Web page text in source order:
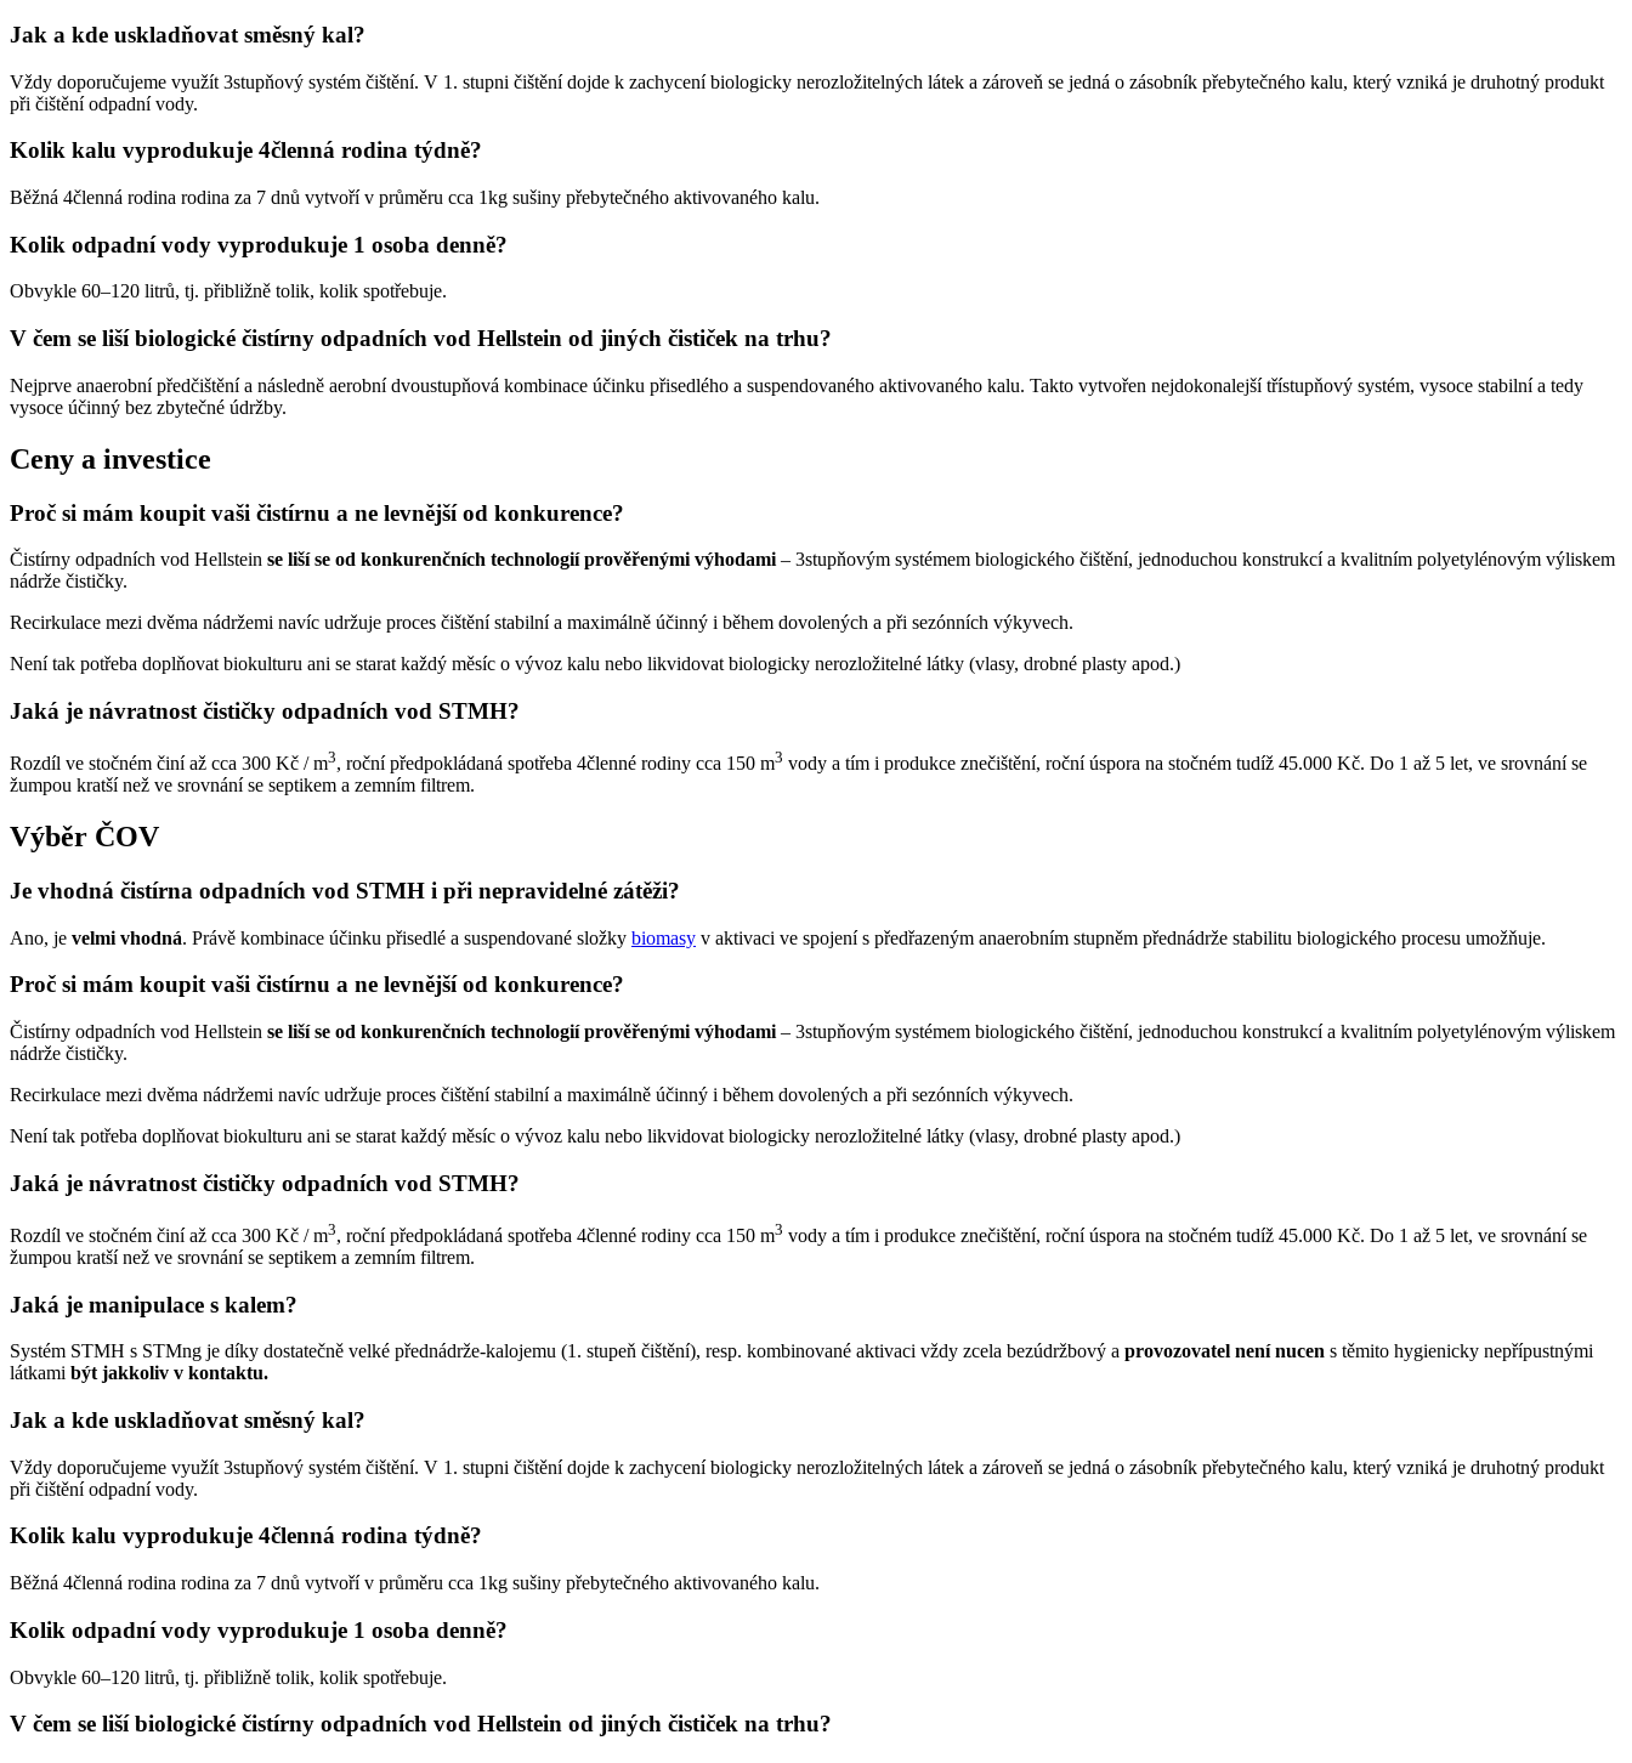
Jak a kde uskladňovat směsný kal?
Vždy doporučujeme využít 3stupňový systém čištění. V 1. stupni čištění dojde k zachycení biologicky nerozložitelných látek a zároveň se jedná o zásobník přebytečného kalu, který vzniká je druhotný produkt
při čištění odpadní vody.
Kolik kalu vyprodukuje 4členná rodina týdně?
Běžná 4členná rodina rodina za 7 dnů vytvoří v průměru cca 1kg sušiny přebytečného aktivovaného kalu.
Kolik odpadní vody vyprodukuje 1 osoba denně?
Obvykle 60–120 litrů, tj. přibližně tolik, kolik spotřebuje.
V čem se liší biologické čistírny odpadních vod Hellstein od jiných čističek na trhu?
Nejprve anaerobní předčištění a následně aerobní dvoustupňová kombinace účinku přisedlého a suspendovaného aktivovaného kalu. Takto vytvořen nejdokonalejší třístupňový systém, vysoce stabilní a tedy
vysoce účinný bez zbytečné údržby.
Ceny a investice
Proč si mám koupit vaši čistírnu a ne levnější od konkurence?
Čistírny odpadních vod Hellstein se liší se od konkurenčních technologií prověřenými výhodami – 3stupňovým systémem biologického čištění, jednoduchou konstrukcí a kvalitním polyetylénovým výliskem
nádrže čističky.
Recirkulace mezi dvěma nádržemi navíc udržuje proces čištění stabilní a maximálně účinný i během dovolených a při sezónních výkyvech.
Není tak potřeba doplňovat biokulturu ani se starat každý měsíc o vývoz kalu nebo likvidovat biologicky nerozložitelné látky (vlasy, drobné plasty apod.)
Jaká je návratnost čističky odpadních vod STMH?
Rozdíl ve stočném činí až cca 300 Kč / m3, roční předpokládaná spotřeba 4členné rodiny cca 150 m3 vody a tím i produkce znečištění, roční úspora na stočném tudíž 45.000 Kč. Do 1 až 5 let, ve srovnání se
žumpou kratší než ve srovnání se septikem a zemním filtrem.
Výběr ČOV
Je vhodná čistírna odpadních vod STMH i při nepravidelné zátěži?
Ano, je velmi vhodná. Právě kombinace účinku přisedlé a suspendované složky biomasy v aktivaci ve spojení s předřazeným anaerobním stupněm přednádrže stabilitu biologického procesu umožňuje.
Proč si mám koupit vaši čistírnu a ne levnější od konkurence?
Čistírny odpadních vod Hellstein se liší se od konkurenčních technologií prověřenými výhodami – 3stupňovým systémem biologického čištění, jednoduchou konstrukcí a kvalitním polyetylénovým výliskem
nádrže čističky.
Recirkulace mezi dvěma nádržemi navíc udržuje proces čištění stabilní a maximálně účinný i během dovolených a při sezónních výkyvech.
Není tak potřeba doplňovat biokulturu ani se starat každý měsíc o vývoz kalu nebo likvidovat biologicky nerozložitelné látky (vlasy, drobné plasty apod.)
Jaká je návratnost čističky odpadních vod STMH?
Rozdíl ve stočném činí až cca 300 Kč / m3, roční předpokládaná spotřeba 4členné rodiny cca 150 m3 vody a tím i produkce znečištění, roční úspora na stočném tudíž 45.000 Kč. Do 1 až 5 let, ve srovnání se
žumpou kratší než ve srovnání se septikem a zemním filtrem.
Jaká je manipulace s kalem?
Systém STMH s STMng je díky dostatečně velké přednádrže-kalojemu (1. stupeň čištění), resp. kombinované aktivaci vždy zcela bezúdržbový a provozovatel není nucen s těmito hygienicky nepřípustnými
látkami být jakkoliv v kontaktu.
Jak a kde uskladňovat směsný kal?
Vždy doporučujeme využít 3stupňový systém čištění. V 1. stupni čištění dojde k zachycení biologicky nerozložitelných látek a zároveň se jedná o zásobník přebytečného kalu, který vzniká je druhotný produkt
při čištění odpadní vody.
Kolik kalu vyprodukuje 4členná rodina týdně?
Běžná 4členná rodina rodina za 7 dnů vytvoří v průměru cca 1kg sušiny přebytečného aktivovaného kalu.
Kolik odpadní vody vyprodukuje 1 osoba denně?
Obvykle 60–120 litrů, tj. přibližně tolik, kolik spotřebuje.
V čem se liší biologické čistírny odpadních vod Hellstein od jiných čističek na trhu?